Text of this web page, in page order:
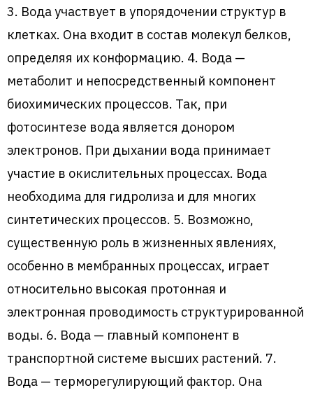
3. Вода участвует в упорядочении структур в
клетках. Она входит в состав молекул белков,
определяя их конформацию. 4. Вода —
метаболит и непосредственный компонент
биохимических процессов. Так, при
фотосинтезе вода является донором
электронов. При дыхании вода принимает
участие в окислительных процессах. Вода
необходима для гидролиза и для многих
синтетических процессов. 5. Возможно,
существенную роль в жизненных явлениях,
особенно в мембранных процессах, играет
относительно высокая протонная и
электронная проводимость структурированной
воды. 6. Вода — главный компонент в
транспортной системе высших растений. 7.
Вода — терморегулирующий фактор. Она